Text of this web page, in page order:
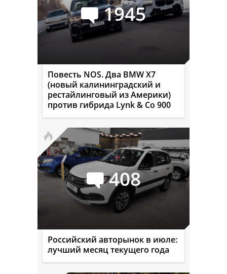
1945
Повесть NOS. Два BMW X7
(новый калининградский и
рестайлинговый из Америки)
против гибрида Lynk & Co 900
408
Российский авторынок в июле:
лучший месяц текущего года